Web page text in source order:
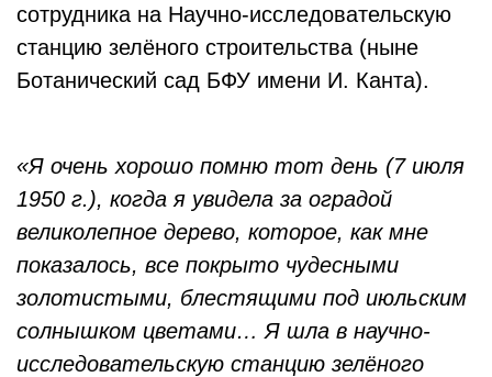
сотрудника на Научно-исследовательскую
станцию зелёного строительства (ныне
Ботанический сад БФУ имени И. Канта).
«Я очень хорошо помню тот день (7 июля
1950 г.), когда я увидела за оградой
великолепное дерево, которое, как мне
показалось, все покрыто чудесными
золотистыми, блестящими под июльским
солнышком цветами… Я шла в научно-
исследовательскую станцию зелёного